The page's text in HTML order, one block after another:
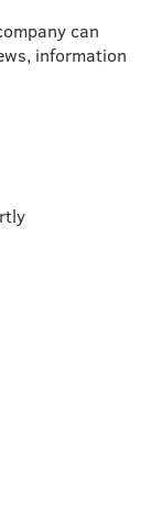
can
information